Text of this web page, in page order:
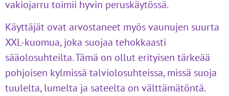
vakiojarru toimii hyvin peruskäytössä.
Käyttäjät ovat arvostaneet myös vaunujen suurta
XXL-kuomua, joka suojaa tehokkaasti
sääolosuhteilta. Tämä on ollut erityisen tärkeää
pohjoisen kylmissä talviolosuhteissa, missä suoja
tuulelta, lumelta ja sateelta on välttämätöntä.